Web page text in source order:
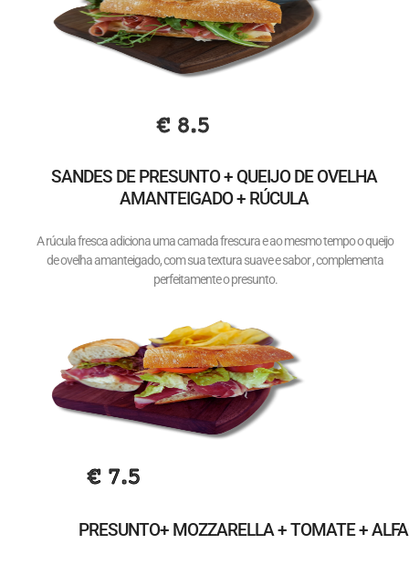
€ 8.5
SANDES DE PRESUNTO + QUEIJO DE OVELHA
AMANTEIGADO + RÚCULA
A rúcula fresca adiciona uma camada frescura e ao mesmo tempo o queijo
de ovelha amanteigado, com sua textura suave e sabor , complementa
perfeitamente o presunto.
€ 7.5
PRESUNTO+ MOZZARELLA + TOMATE +